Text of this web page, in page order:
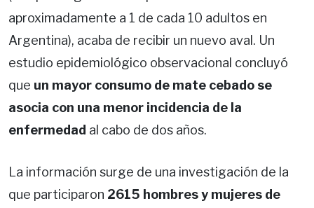
aproximadamente a 1 de cada 10 adultos en
Argentina), acaba de recibir un nuevo aval. Un
estudio epidemiológico observacional concluyó
que un mayor consumo de mate cebado se
asocia con una menor incidencia de la
enfermedad al cabo de dos años.
La información surge de una investigación de la
que participaron 2615 hombres y mujeres de